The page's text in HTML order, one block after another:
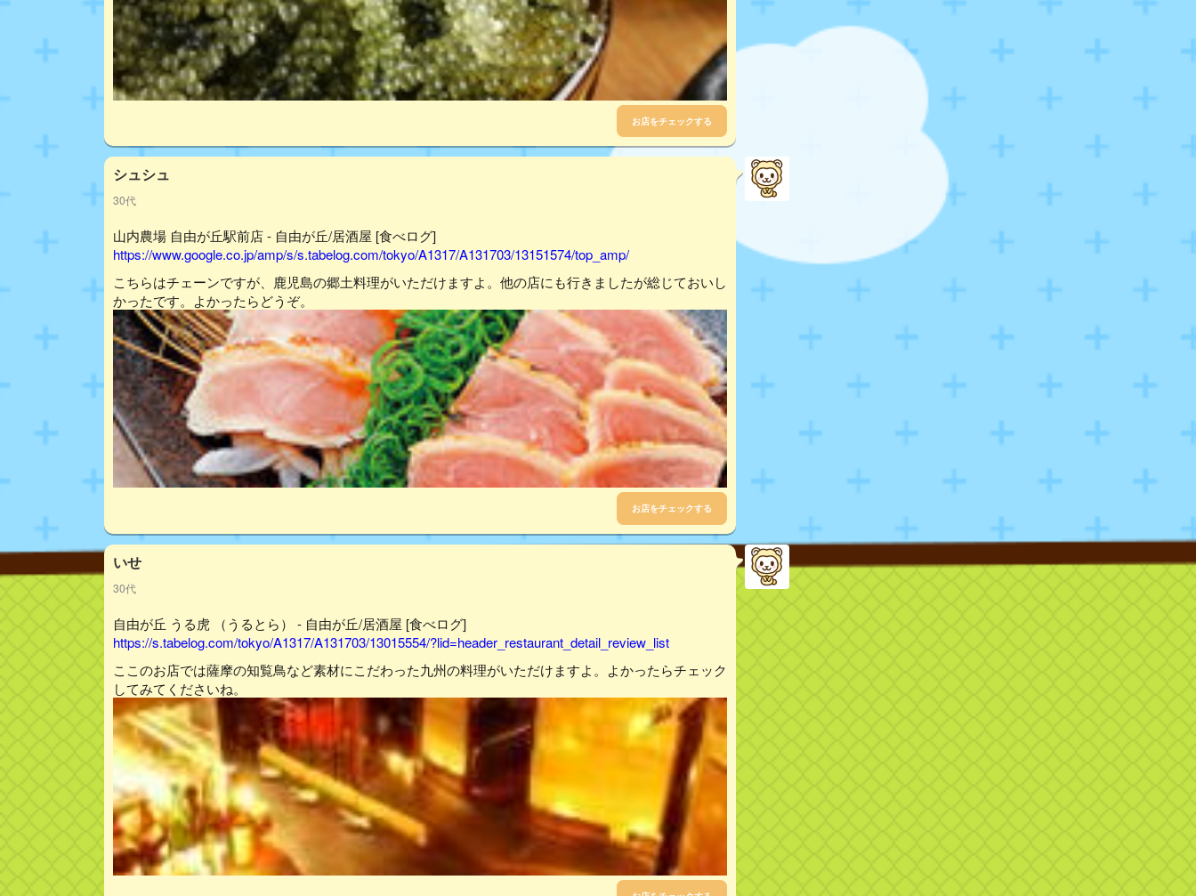
お店をチェックする
シュシュ
30代
山内農場 自由が丘駅前店 - 自由が丘/居酒屋 [食べログ]
https://www.google.co.jp/amp/s/s.tabelog.com/tokyo/A1317/A131703/13151574/top_amp/
こちらはチェーンですが、鹿児島の郷土料理がいただけますよ。他の店にも行きましたが総じておいし
かったです。よかったらどうぞ。
お店をチェックする
いせ
30代
自由が丘 うる虎 （うるとら） - 自由が丘/居酒屋 [食べログ]
https://s.tabelog.com/tokyo/A1317/A131703/13015554/?lid=header_restaurant_detail_review_list
ここのお店では薩摩の知覧鳥など素材にこだわった九州の料理がいただけますよ。よかったらチェック
してみてくださいね。